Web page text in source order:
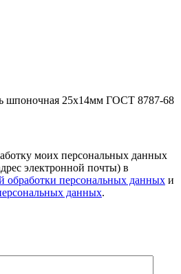
шпоночная 25х14мм ГОСТ 8787-68
моих персональных данных
электронной почты) в
обработки персональных данных и
данных.